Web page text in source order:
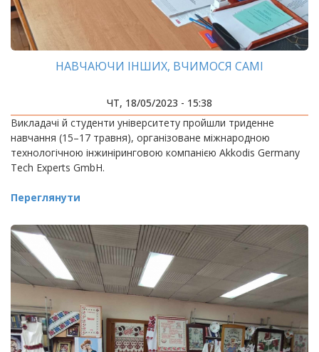
НАВЧАЮЧИ ІНШИХ, ВЧИМОСЯ САМІ
ЧТ, 18/05/2023 - 15:38
Викладачі й студенти університету пройшли триденне
навчання (15–17 травня), організоване міжнародною
технологічною інжиніринговою компанією Akkodis Germany
Tech Experts GmbH.
Переглянути